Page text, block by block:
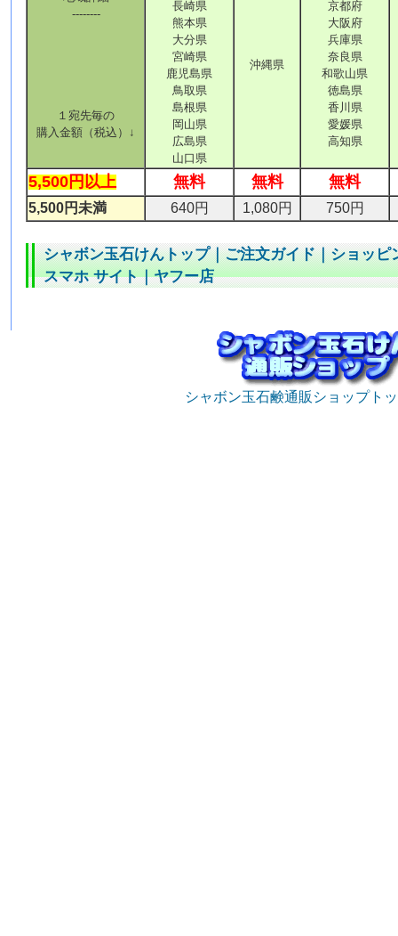
--------
１宛先毎の
購入金額（税込）↓
長崎県
熊本県
大分県
宮崎県
鹿児島県
鳥取県
島根県
岡山県
広島県
山口県
沖縄県
京都府
大阪府
兵庫県
奈良県
和歌山県
徳島県
香川県
愛媛県
高知県
5,500円以上 無料 無料 無料
5,500円未満 640円 1,080円 750円
シャボン玉石けんトップ｜ご注文ガイド｜ショッピ
スマホ サイト｜ヤフー店
シャボン玉石鹸通販ショップト